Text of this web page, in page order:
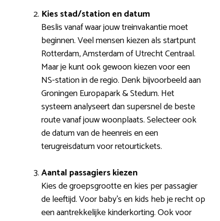
Kies stad/station en datum
Beslis vanaf waar jouw treinvakantie moet
beginnen. Veel mensen kiezen als startpunt
Rotterdam, Amsterdam of Utrecht Centraal.
Maar je kunt ook gewoon kiezen voor een
NS-station in de regio. Denk bijvoorbeeld aan
Groningen Europapark & Stedum. Het
systeem analyseert dan supersnel de beste
route vanaf jouw woonplaats. Selecteer ook
de datum van de heenreis en een
terugreisdatum voor retourtickets.
Aantal passagiers kiezen
Kies de groepsgrootte en kies per passagier
de leeftijd. Voor baby’s en kids heb je recht op
een aantrekkelijke kinderkorting. Ook voor